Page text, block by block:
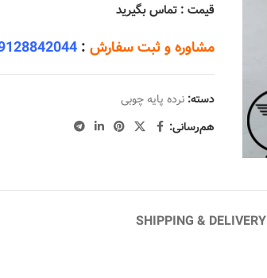
قیمت : تماس بگیرید
مشاوره و ثبت سفارش:
دسته: نرده پایه چوبی
هم‌رسانی:
SHIPPING & DELIVERY